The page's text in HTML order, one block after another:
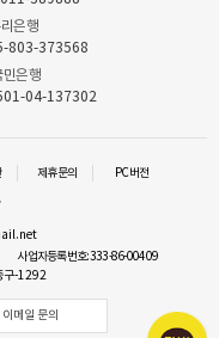
은행
803-373568
민은행
04-137302
제휴문의 PC버전
사업자등록번호:333-86-00409
구-1292
이메일 문의